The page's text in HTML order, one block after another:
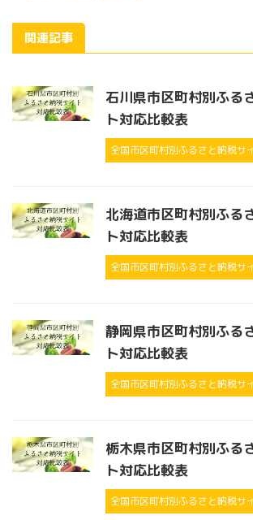
関連記事
石川県市区町村別ふる
ト対応比較表
全国市区町村別ふるさと納税サ
北海道市区町村別ふる
ト対応比較表
全国市区町村別ふるさと納税サ
静岡県市区町村別ふる
ト対応比較表
全国市区町村別ふるさと納税サ
栃木県市区町村別ふる
ト対応比較表
全国市区町村別ふるさと納税サ